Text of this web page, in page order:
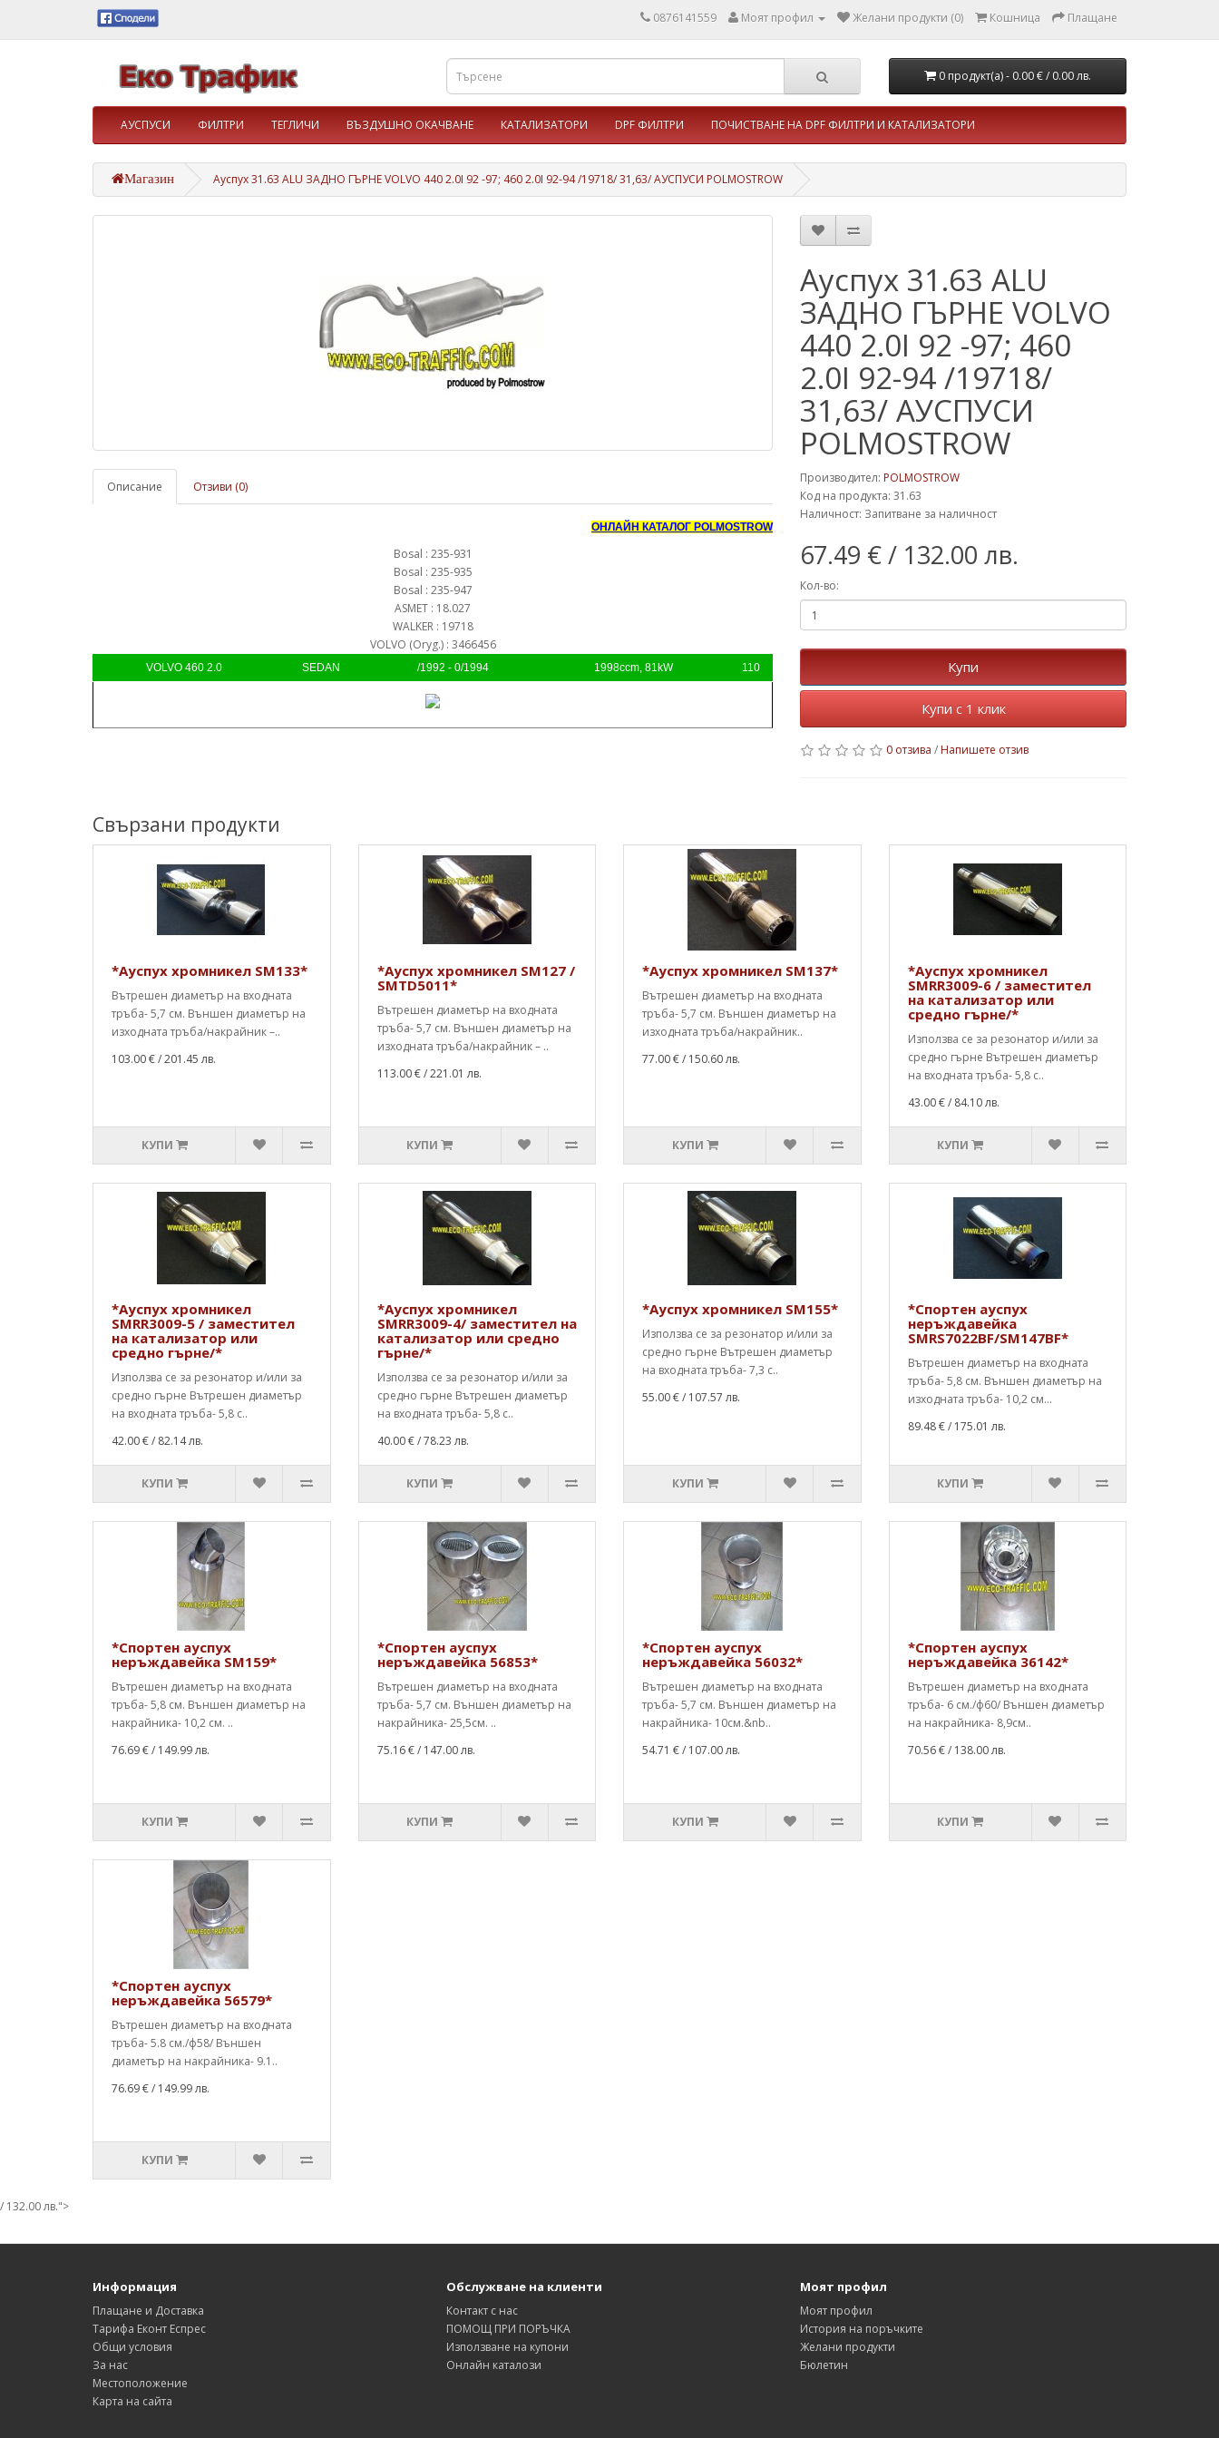
0876141559 Моят профил Желани продукти (0) Кошница Плащане
0 продукт(а) - 0.00 €/ 0.00 лв.
АУСПУСИ ФИЛТРИ ТЕГЛИЧИ ВЪЗДУШНО ОКАЧВАНЕ КАТАЛИЗАТОРИ DPF ФИЛТРИ ПОЧИСТВАНЕ НА DPF ФИЛТРИ И КАТАЛИЗАТОРИ
Магазин Ауспух 31.63 ALU ЗАДНО ГЪРНЕ VOLVO 440 2.0I 92 -97; 460 2.0I 92-94 /19718/ 31,63/ АУСПУСИ POLMOSTROW
Описание Отзиви (0)
ОНЛАЙН КАТАЛОГ POLMOSTROW
Bosal : 235-931
Bosal : 235-935
Bosal : 235-947
ASMET : 18.027
WALKER : 19718
VOLVO (Oryg.) : 3466456
VOLVO 460 2.0 SEDAN /1992 - 0/1994 1998ccm, 81kW 110
Ауспух 31.63 ALU
ЗАДНО ГЪРНЕ VOLVO
440 2.0I 92 -97; 460
2.0I 92-94 /19718/
31,63/ АУСПУСИ
POLMOSTROW
Производител: POLMOSTROW
Код на продукта: 31.63
Наличност: Запитване за наличност
67.49 €/ 132.00 лв.
Кол-во:
Купи
Купи с 1 клик
0 отзива / Напишете отзив
Свързани продукти
*Ауспух хромникел SM133*
Вътрешен диаметър на входната
тръба- 5,7 см. Външен диаметър на
изходната тръба/накрайник –..
103.00 €/ 201.45 лв.
КУПИ
*Ауспух хромникел SM127 /
SMTD5011*
Вътрешен диаметър на входната
тръба- 5,7 см. Външен диаметър на
изходната тръба/накрайник – ..
113.00 €/ 221.01 лв.
КУПИ
*Ауспух хромникел SM137*
Вътрешен диаметър на входната
тръба- 5,7 см. Външен диаметър на
изходната тръба/накрайник..
77.00 €/ 150.60 лв.
КУПИ
*Ауспух хромникел
SMRR3009-6 / заместител
на катализатор или
средно гърне/*
Използва се за резонатор и/или за
средно гърне Вътрешен диаметър
на входната тръба- 5,8 с..
43.00 €/ 84.10 лв.
КУПИ
*Ауспух хромникел
SMRR3009-5 / заместител
на катализатор или
средно гърне/*
Използва се за резонатор и/или за
средно гърне Вътрешен диаметър
на входната тръба- 5,8 с..
42.00 €/ 82.14 лв.
КУПИ
*Ауспух хромникел
SMRR3009-4/ заместител на
катализатор или средно
гърне/*
Използва се за резонатор и/или за
средно гърне Вътрешен диаметър
на входната тръба- 5,8 с..
40.00 €/ 78.23 лв.
КУПИ
*Ауспух хромникел SM155*
Използва се за резонатор и/или за
средно гърне Вътрешен диаметър
на входната тръба- 7,3 с..
55.00 €/ 107.57 лв.
КУПИ
*Спортен ауспух
неръждавейка
SMRS7022BF/SM147BF*
Вътрешен диаметър на входната
тръба- 5,8 см. Външен диаметър на
изходната тръба- 10,2 см...
89.48 €/ 175.01 лв.
КУПИ
*Спортен ауспух
неръждавейка SM159*
Вътрешен диаметър на входната
тръба- 5,8 см. Външен диаметър на
накрайника- 10,2 см. ..
76.69 €/ 149.99 лв.
КУПИ
*Спортен ауспух
неръждавейка 56853*
Вътрешен диаметър на входната
тръба- 5,7 см. Външен диаметър на
накрайника- 25,5см. ..
75.16 €/ 147.00 лв.
КУПИ
*Спортен ауспух
неръждавейка 56032*
Вътрешен диаметър на входната
тръба- 5,7 см. Външен диаметър на
накрайника- 10см.&nb..
54.71 €/ 107.00 лв.
КУПИ
*Спортен ауспух
неръждавейка 36142*
Вътрешен диаметър на входната
тръба- 6 см./ф60/ Външен диаметър
на накрайника- 8,9см..
70.56 €/ 138.00 лв.
КУПИ
*Спортен ауспух
неръждавейка 56579*
Вътрешен диаметър на входната
тръба- 5.8 см./ф58/ Външен
диаметър на накрайника- 9.1..
76.69 €/ 149.99 лв.
КУПИ
/ 132.00 лв.">
Информация
Плащане и Доставка
Тарифа Еконт Еспрес
Общи условия
За нас
Местоположение
Карта на сайта
Обслужване на клиенти
Контакт с нас
ПОМОЩ ПРИ ПОРЪЧКА
Използване на купони
Онлайн каталози
Моят профил
Моят профил
История на поръчките
Желани продукти
Бюлетин